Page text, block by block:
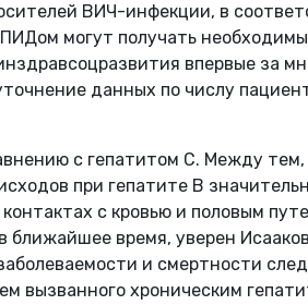
ВИЧ-инфекции, в
могут получать
впервые за
данных по числу
с гепатитом С. Между тем,
при гепатите B
с кровью и половым
ближайшее время, уверен
и смертности
вызванного хроническим